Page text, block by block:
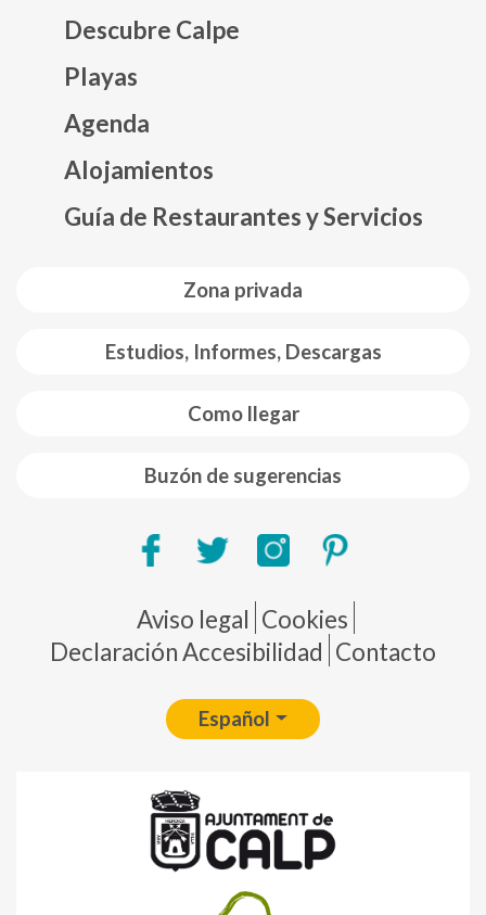
Zona privada
Estudios, Informes, Descargas
Como llegar
Buzón de sugerencias
Descubre Calpe
Playas
Agenda
Alojamientos
Guía de Restaurantes y Servicios
Pie de página
Aviso legal Cookies
Declaración Accesibilidad Contacto
Español